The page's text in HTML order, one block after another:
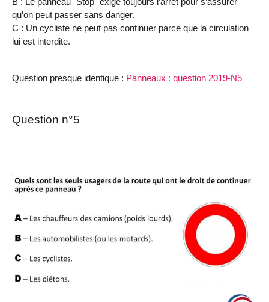
qu’on peut passer sans danger.
C : Un cycliste ne peut pas continuer parce que la circulation
lui est interdite.
Question presque identique : Panneaux : question 2019-N5
Question n°5